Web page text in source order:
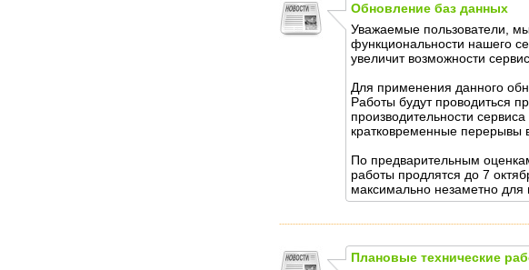
Обновление баз данных
Уважаемые пользователи,
функциональности нашего
увеличит возможности
Для применения данного
Работы будут проводиться
производительности
кратковременные перерывы
По предварительным
работы продлятся до 7
максимально незаметно для
Плановые технические